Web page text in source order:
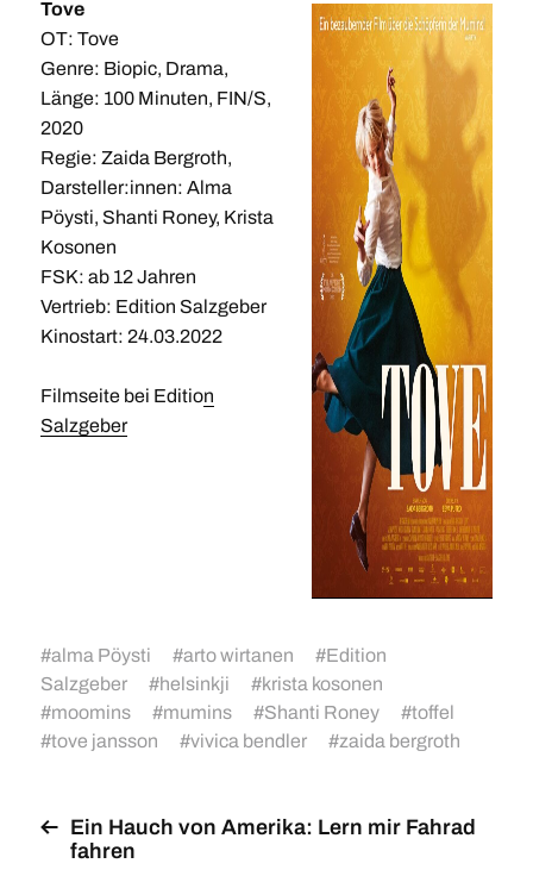
Tove
OT: Tove
Genre: Biopic, Drama,
Länge: 100 Minuten, FIN/S,
2020
Regie: Zaida Bergroth,
Darsteller:innen: Alma
Pöysti, Shanti Roney, Krista
Kosonen
FSK: ab 12 Jahren
Vertrieb: Edition Salzgeber
Kinostart: 24.03.2022
Filmseite bei Edition
Salzgeber
#alma Pöysti #arto wirtanen #Edition
Salzgeber
#helsinkji #krista kosonen
#moomins #mumins #Shanti Roney #toffel
#tove jansson #vivica bendler #zaida bergroth
Ein Hauch von Amerika: Lern mir Fahrad
fahren